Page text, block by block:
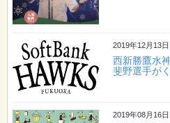
2019年12月13日
西新勝鷹水
斐野選手が
2019年08月16日